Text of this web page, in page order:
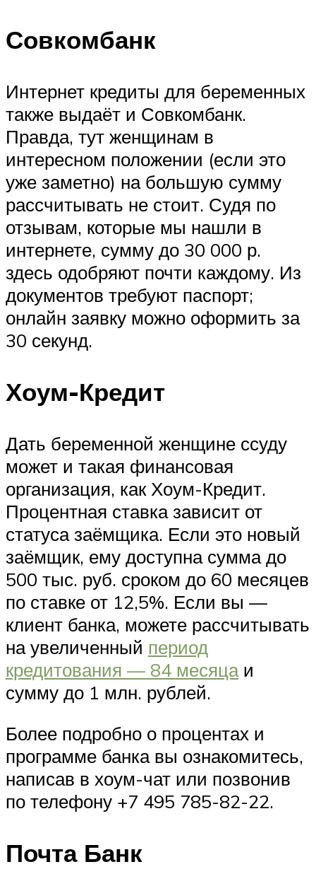
Совкомбанк
Интернет кредиты для беременных
также выдаёт и Совкомбанк.
Правда, тут женщинам в
интересном положении (если это
уже заметно) на большую сумму
рассчитывать не стоит. Судя по
отзывам, которые мы нашли в
интернете, сумму до 30 000 р.
здесь одобряют почти каждому. Из
документов требуют паспорт;
онлайн заявку можно оформить за
30 секунд.
Хоум-Кредит
Дать беременной женщине ссуду
может и такая финансовая
организация, как Хоум-Кредит.
Процентная ставка зависит от
статуса заёмщика. Если это новый
заёмщик, ему доступна сумма до
500 тыс. руб. сроком до 60 месяцев
по ставке от 12,5%. Если вы —
клиент банка, можете рассчитывать
на увеличенный период
кредитования — 84 месяцаи
сумму до 1 млн. рублей.
Более подробно о процентах и
программе банка вы ознакомитесь,
написав в хоум-чат или позвонив
по телефону +7 495 785-82-22.
Почта Банк